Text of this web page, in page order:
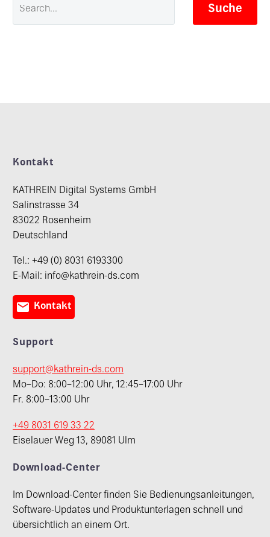
Suche
Kontakt
KATHREIN Digital Systems GmbH
Salinstrasse 34
83022 Rosenheim
Deutschland
Tel.: +49 (0) 8031 6193300
E-Mail: info@kathrein-ds.com
 Kontakt
Support
support@kathrein-ds.com
Mo–Do: 8:00–12:00 Uhr, 12:45–17:00 Uhr
Fr. 8:00–13:00 Uhr
+49 8031 619 33 22
Eiselauer Weg 13, 89081 Ulm
Download-Center
Im Download-Center finden Sie Bedienungsanleitungen,
Software-Updates und Produktunterlagen schnell und
übersichtlich an einem Ort.